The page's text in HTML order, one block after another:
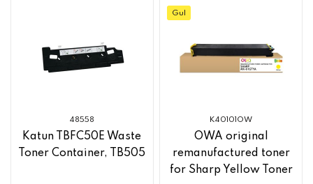
48558
Katun TBFC50E Waste
Toner Container, TB505
Gul
K40101OW
OWA original
remanufactured toner
for Sharp Yellow Toner